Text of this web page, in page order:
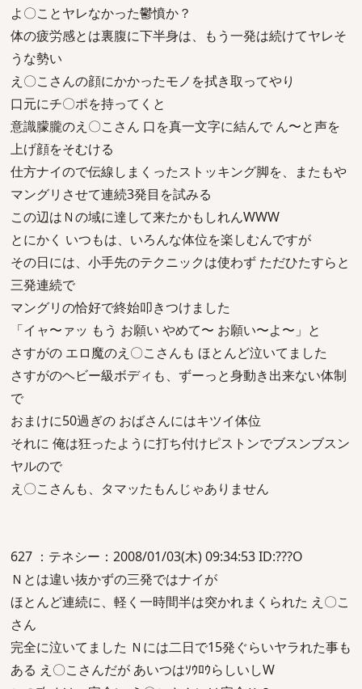
よ〇ことヤレなかった鬱憤か？
体の疲労感とは裏腹に下半身は、もう一発は続けてヤレそ
うな勢い
え〇こさんの顔にかかったモノを拭き取ってやり
口元にチ〇ポを持ってくと
意識朦朧のえ〇こさん 口を真一文字に結んで ん〜と声を
上げ顔をそむける
仕方ナイので伝線しまくったストッキング脚を、またもや
マングリさせて連続3発目を試みる
この辺はＮの域に達して来たかもしれんWWW
とにかく いつもは、いろんな体位を楽しむんですが
その日には、小手先のテクニックは使わず ただひたすらと
三発連続で
マングリの恰好で終始叩きつけました
「イャ〜ァッ もう お願い やめて〜 お願い〜よ〜」と
さすがの エロ魔のえ〇こさんも ほとんど泣いてました
さすがのヘビー級ボディも、ずーっと身動き出来ない体制
で
おまけに50過ぎの おばさんにはキツイ体位
それに 俺は狂ったように打ち付けピストンでブスンブスン
ヤルので
え〇こさんも、タマッたもんじゃありません
627 ：テネシー：2008/01/03(木) 09:34:53 ID:???O
Ｎとは違い抜かずの三発ではナイが
ほとんど連続に、軽く一時間半は突かれまくられた え〇こ
さん
完全に泣いてました Ｎには二日で15発ぐらいヤラれた事も
ある え〇こさんだが あいつはｿｳﾛｳらしいしW